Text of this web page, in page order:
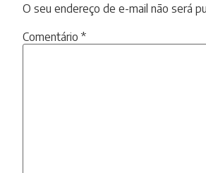
O seu endereço de e-mail não será
Comentário *